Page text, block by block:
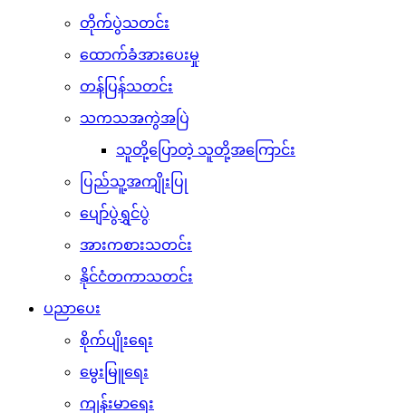
တိုက်ပွဲသတင်း
ထောက်ခံအားပေးမှု
တန်ပြန်သတင်း
သကသအကွဲအပြဲ
သူတို့ပြောတဲ့ သူတို့အကြောင်း
ပြည်သူ့အကျိုးပြု
ပျော်ပွဲရွှင်ပွဲ
အားကစားသတင်း
နိုင်ငံတကာသတင်း
ပညာပေး
စိုက်ပျိုးရေး
မွေးမြူရေး
ကျန်းမာရေး